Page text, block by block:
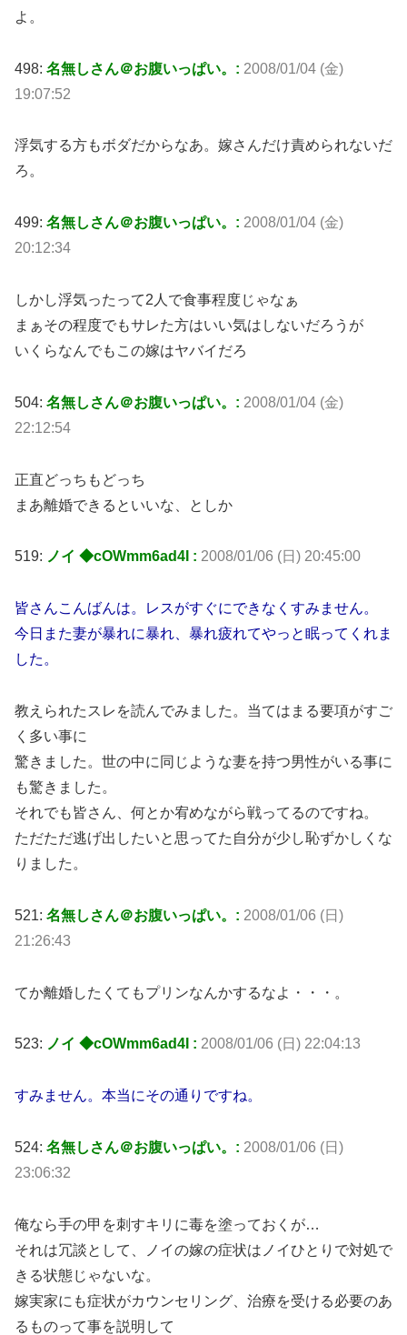
よ。
498: 名無しさん＠お腹いっぱい。: 2008/01/04 (金)
19:07:52
浮気する方もボダだからなあ。嫁さんだけ責められないだ
ろ。
499: 名無しさん＠お腹いっぱい。: 2008/01/04 (金)
20:12:34
しかし浮気ったって2人で食事程度じゃなぁ
まぁその程度でもサレた方はいい気はしないだろうが
いくらなんでもこの嫁はヤバイだろ
504: 名無しさん＠お腹いっぱい。: 2008/01/04 (金)
22:12:54
正直どっちもどっち
まあ離婚できるといいな、としか
519: ノイ ◆cOWmm6ad4I : 2008/01/06 (日) 20:45:00
皆さんこんばんは。レスがすぐにできなくすみません。
今日また妻が暴れに暴れ、暴れ疲れてやっと眠ってくれま
した。
教えられたスレを読んでみました。当てはまる要項がすご
く多い事に
驚きました。世の中に同じような妻を持つ男性がいる事に
も驚きました。
それでも皆さん、何とか宥めながら戦ってるのですね。
ただただ逃げ出したいと思ってた自分が少し恥ずかしくな
りました。
521: 名無しさん＠お腹いっぱい。: 2008/01/06 (日)
21:26:43
てか離婚したくてもプリンなんかするなよ・・・。
523: ノイ ◆cOWmm6ad4I : 2008/01/06 (日) 22:04:13
すみません。本当にその通りですね。
524: 名無しさん＠お腹いっぱい。: 2008/01/06 (日)
23:06:32
俺なら手の甲を刺すキリに毒を塗っておくが…
それは冗談として、ノイの嫁の症状はノイひとりで対処で
きる状態じゃないな。
嫁実家にも症状がカウンセリング、治療を受ける必要のあ
るものって事を説明して